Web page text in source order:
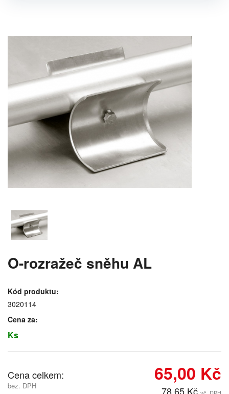
O-rozražeč sněhu AL
Kód produktu:
3020114
Cena za:
Ks
Cena celkem:
bez. DPH
65,00 Kč
78,65 Kč